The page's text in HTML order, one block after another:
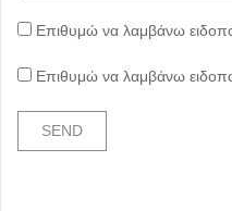
Επιθυμώ να λαμβάνω
Επιθυμώ να λαμβάνω